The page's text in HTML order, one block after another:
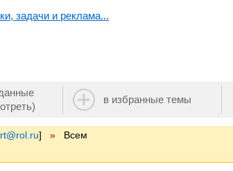
задачи и реклама...
в избранные темы
] » Всем